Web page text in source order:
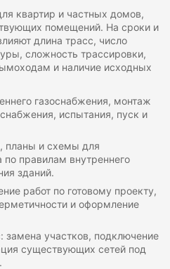
квартир и частных домов,
помещений. На сроки и
длина трасс, число
сложность трассировки,
и наличие исходных
газоснабжения, монтаж
испытания, пуск и
планы и схемы для
по правилам внутреннего
зданий.
работ по готовому проекту,
и оформление
замена участков, подключение
существующих сетей под